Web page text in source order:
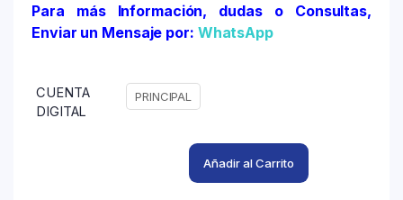
Para más Información, dudas o Consultas,
Enviar un Mensaje por: WhatsApp
CUENTA
DIGITAL
PRINCIPAL
Añadir al Carrito